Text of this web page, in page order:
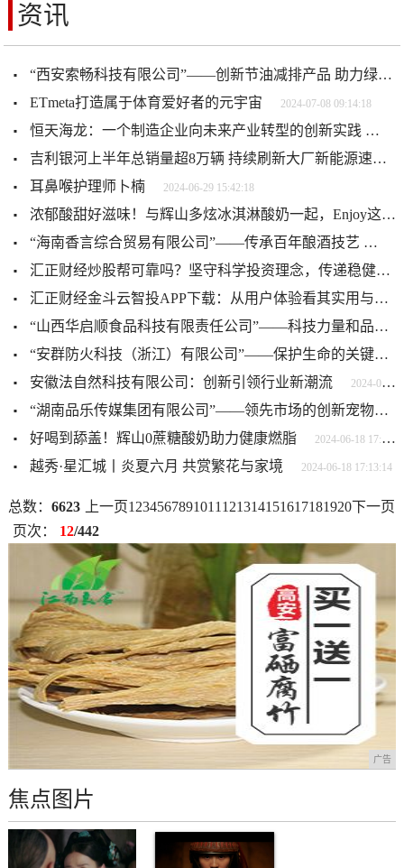
资讯
“西安索畅科技有限公司”——创新节油减排产品 助力绿色出行新时代
ETmeta打造属于体育爱好者的元宇宙
2024-07-08 09:14:18
恒天海龙：一个制造企业向未来产业转型的创新实践
吉利银河上半年总销量超8万辆 持续刷新大厂新能源速度
耳鼻喉护理师卜楠
2024-06-29 15:42:18
浓郁酸甜好滋味！与辉山多炫冰淇淋酸奶一起，Enjoy这个夏天
“海南香言综合贸易有限公司”——传承百年酿酒技艺
汇正财经炒股帮可靠吗？坚守科学投资理念，传递稳健价值观
汇正财经金斗云智投APP下载：从用户体验看其实用与便捷
“山西华启顺食品科技有限责任公司”——科技力量和品质保证
“安群防火科技（浙江）有限公司”——保护生命的关键装备
安徽法自然科技有限公司：创新引领行业新潮流
2024-06-24 18:06:17
“湖南品乐传媒集团有限公司”——领先市场的创新宠物护理产品
好喝到舔盖！辉山0蔗糖酸奶助力健康燃脂
2024-06-18 17:14:13
越秀·星汇城丨炎夏六月 共赏繁花与家境 2024-06-18 17:13:14
总数： 6623 上一页1 234567891011 121314151617181920下一页
页次： 12/442
广告
焦点图片